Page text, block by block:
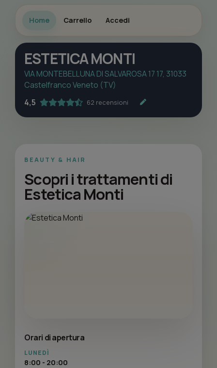
Home Carrello Accedi
ESTETICA MONTI
VIA MONTEBELLUNA DI SALVAROSA 17 17, 31033
Castelfranco Veneto (TV)
4,5
62 recensioni
BEAUTY & HAIR
Scopri i trattamenti di
Estetica Monti
Orari di apertura
LUNEDÌ
8:00 - 20:00